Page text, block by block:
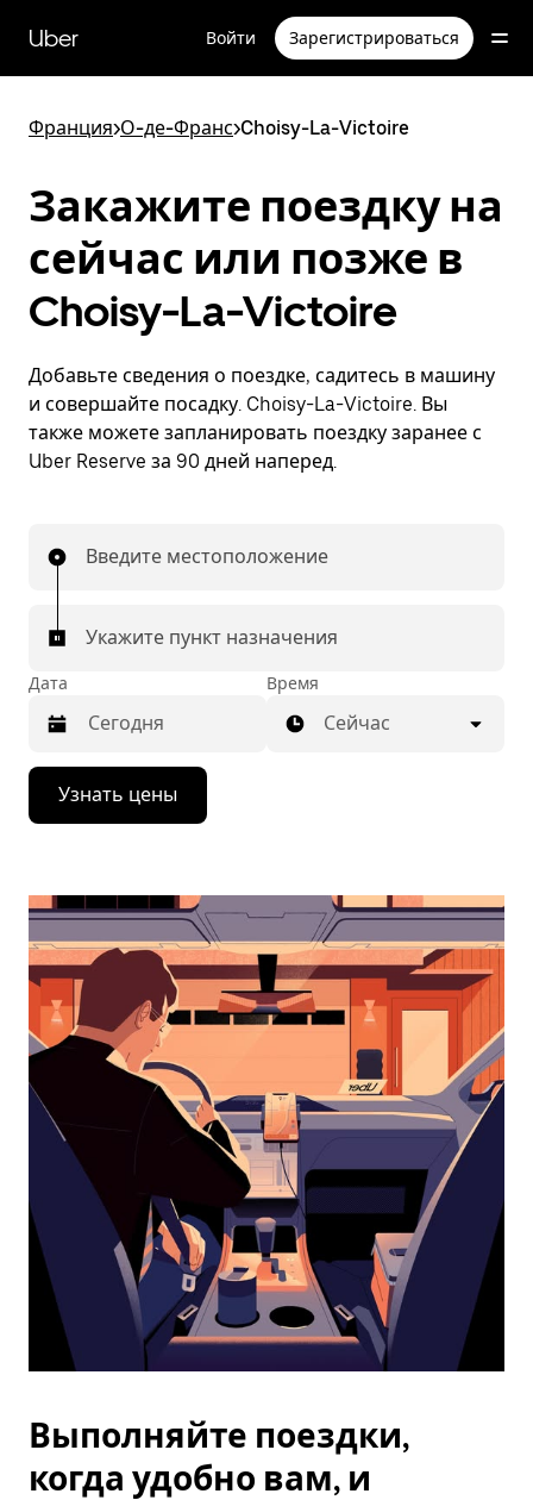
перейти
к
Uber Войти Зарегистрироваться
Франция>О-де-Франс>Choisy-La-Victoire
Закажите поездку на
сейчас или позже в
Choisy-La-Victoire
Добавьте сведения о поездке, садитесь в машину
и совершайте посадку. Choisy-La-Victoire. Вы
также можете запланировать поездку заранее с
Uber Reserve за 90 дней наперед.
Введите местоположение
Укажите пункт назначения
Дата
Нажмите
стрелку
вниз,
календарю
выбрать
дату.
Чтобы
закрыть
календарь,
нажмите
Esc.
Время
Сейчас
Узнать цены
Выполняйте поездки,
когда удобно вам, и